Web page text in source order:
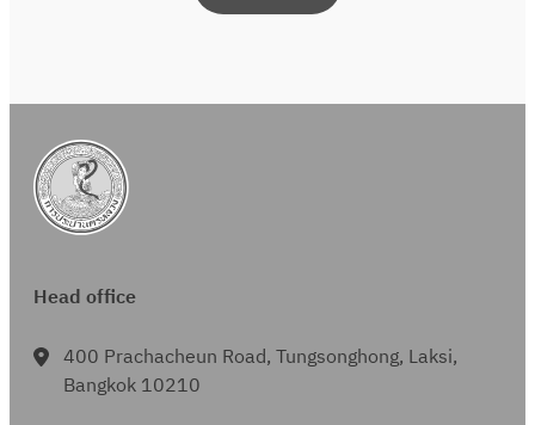
Head office
400 Prachacheun Road, Tungsonghong, Laksi,
Bangkok 10210